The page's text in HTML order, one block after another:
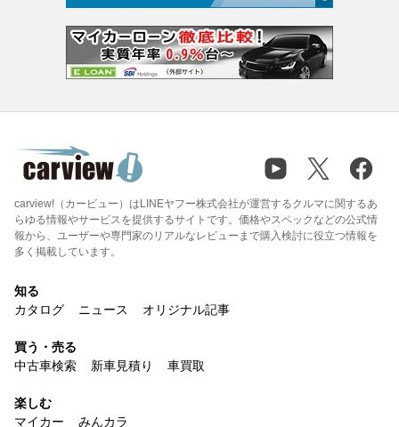
carview!（カービュー）はLINEヤフー株式会社が運営するクルマに関するあ
らゆる情報やサービスを提供するサイトです。価格やスペックなどの公式情
報から、ユーザーや専門家のリアルなレビューまで購入検討に役立つ情報を
多く掲載しています。
知る
カタログ
ニュース オリジナル記事
買う・売る
中古車検索
新車見積り 車買取
楽しむ
マイカー
みんカラ